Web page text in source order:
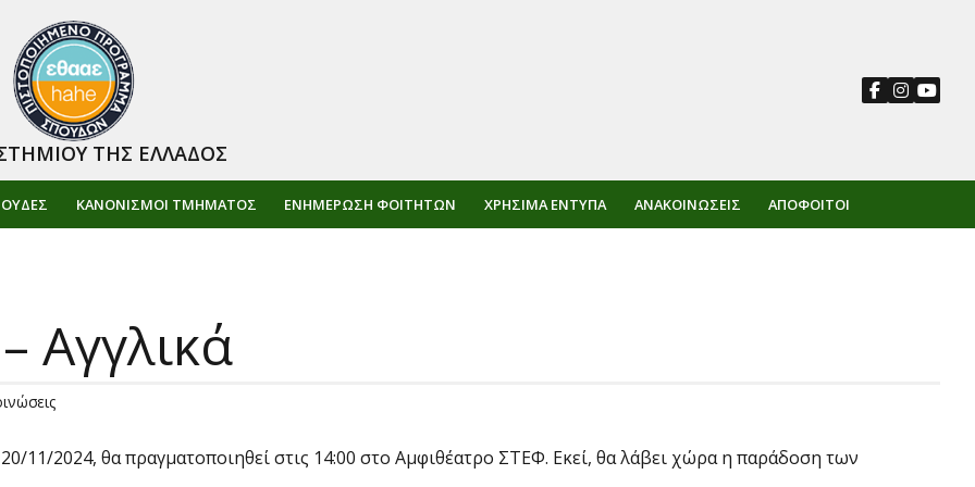
ΚΑΝΟΝΙΣΜΟΙ ΤΜΗΜΑΤΟΣ ΕΝΗΜΈΡΩΣΗ ΦΟΙΤΗΤΏΝ ΧΡΉΣΙΜΑ ΈΝΤΥΠΑ ΑΝΑΚΟΙΝΏΣΕΙΣ ΑΠΌΦΟΙΤΟΙ
ΤΗΣ ΕΛΛΑΔΟΣ
Αγγλικά
11/2024, θα πραγματοποιηθεί στις 14:00 στο Αμφιθέατρο ΣΤΕΦ. Εκεί, θα λάβει χώρα η παράδοση των